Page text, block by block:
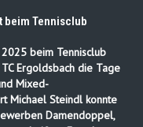
beim Tennisclub
beim Tennisclub
Ergoldsbach die Tage
Mixed-
Michael Steindl konnte
Damendoppel,